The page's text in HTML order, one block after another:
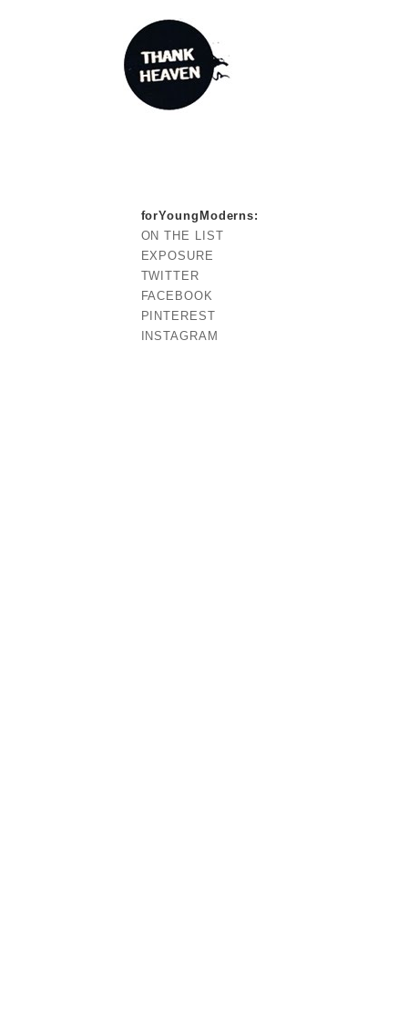
forYoungModerns:
ON THE LIST
EXPOSURE
TWITTER
FACEBOOK
PINTEREST
INSTAGRAM